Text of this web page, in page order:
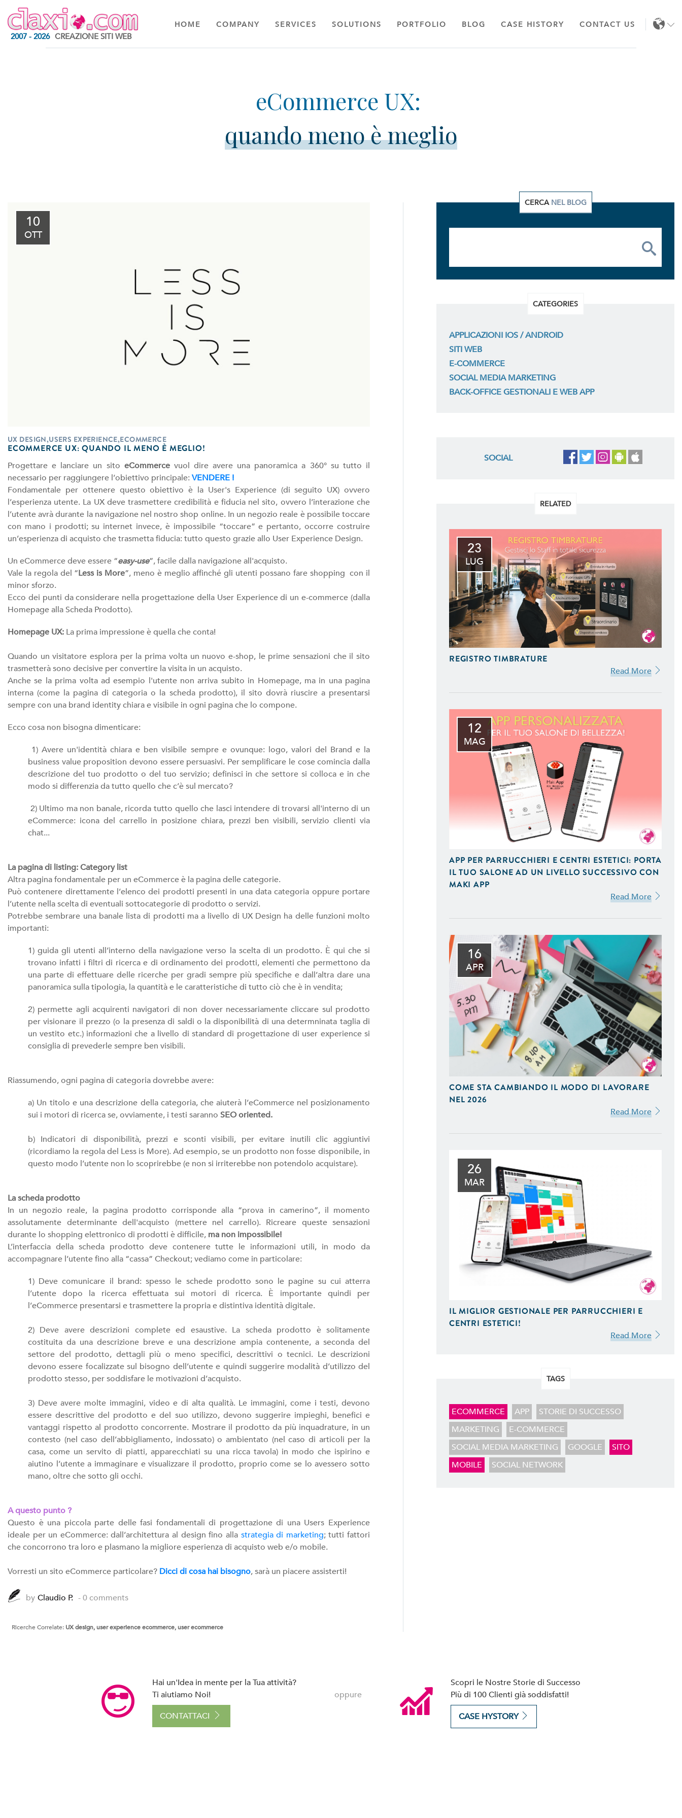
2007 - 2026 CREAZIONE SITI WEB
HOME COMPANY SERVICES SOLUTIONS PORTFOLIO BLOG CASE HISTORY CONTACT US
quando meno è meglio
10
OTT
UX DESIGN,USERS EXPERIENCE,ECOMMERCE
ECOMMERCE UX: QUANDO IL MENO È MEGLIO!
Progettare e lanciare un sito eCommercevuol dire avere una panoramica a 360° su tutto il
necessario per raggiungere l’obiettivo principale: VENDERE !
Fondamentale per ottenere questo obiettivo è la User's Experience (di seguito UX) ovvero
l’esperienza utente. La UX deve trasmettere credibilità e fiducia nel sito, ovvero l’interazione che
l’utente avrà durante la navigazione nel nostro shop online. In un negozio reale è possibile toccare
con mano i prodotti; su internet invece, è impossibile “toccare” e pertanto, occorre costruire
un’esperienza di acquisto che trasmetta fiducia: tutto questo grazie allo User Experience Design.
Un eCommerce deve essere “easy-use”, facile dalla navigazione all'acquisto.
Vale la regola del “Less is More”, meno è meglio affinché gli utenti possano fare shopping con il
minor sforzo.
Ecco dei punti da considerare nella progettazione della User Experience di un e-commerce (dalla
Homepage alla Scheda Prodotto).
Homepage UX: La prima impressione è quella che conta!
Quando un visitatore esplora per la prima volta un nuovo e-shop, le prime sensazioni che il sito
trasmetterà sono decisive per convertire la visita in un acquisto.
Anche se la prima volta ad esempio l'utente non arriva subito in Homepage, ma in una pagina
interna (come la pagina di categoria o la scheda prodotto), il sito dovrà riuscire a presentarsi
sempre con una brand identity chiara e visibile in ogni pagina che lo compone.
Ecco cosa non bisogna dimenticare:
1) Avere un'identità chiara e ben visibile sempre e ovunque: logo, valori del Brand e la
business value proposition devono essere persuasivi. Per semplificare le cose comincia dalla
descrizione del tuo prodotto o del tuo servizio; definisci in che settore si colloca e in che
modo si differenzia da tutto quello che c’è sul mercato?
2) Ultimo ma non banale, ricorda tutto quello che lasci intendere di trovarsi all'interno di un
eCommerce: icona del carrello in posizione chiara, prezzi ben visibili, servizio clienti via
chat...
La pagina di listing: Category list
Altra pagina fondamentale per un eCommerce è la pagina delle categorie.
Può contenere direttamente l’elenco dei prodotti presenti in una data categoria oppure portare
l’utente nella scelta di eventuali sottocategorie di prodotto o servizi.
Potrebbe sembrare una banale lista di prodotti ma a livello di UX Design ha delle funzioni molto
importanti:
1) guida gli utenti all’interno della navigazione verso la scelta di un prodotto. È qui che si
trovano infatti i filtri di ricerca e di ordinamento dei prodotti, elementi che permettono da
una parte di effettuare delle ricerche per gradi sempre più specifiche e dall’altra dare una
panoramica sulla tipologia, la quantità e le caratteristiche di tutto ciò che è in vendita;
2) permette agli acquirenti navigatori di non dover necessariamente cliccare sul prodotto
per visionare il prezzo (o la presenza di saldi o la disponibilità di una determninata taglia di
un vestito etc.) informazioni che a livello di standard di progettazione di user experience si
consiglia di prevederle sempre ben visibili.
Riassumendo, ogni pagina di categoria dovrebbe avere:
a) Un titolo e una descrizione della categoria, che aiuterà l’eCommerce nel posizionamento
sui i motori di ricerca se, ovviamente, i testi saranno SEO oriented.
b) Indicatori di disponibilità, prezzi e sconti visibili, per evitare inutili clic aggiuntivi
(ricordiamo la regola del Less is More). Ad esempio, se un prodotto non fosse disponibile, in
questo modo l’utente non lo scoprirebbe (e non si irriterebbe non potendolo acquistare).
La scheda prodotto
In un negozio reale, la pagina prodotto corrisponde alla “prova in camerino”, il momento
assolutamente determinante dell'acquisto (mettere nel carrello). Ricreare queste sensazioni
durante lo shopping elettronico di prodotti è difficile, ma non impossibile!
L’interfaccia della scheda prodotto deve contenere tutte le informazioni utili, in modo da
accompagnare l’utente fino alla “cassa” Checkout; vediamo come in particolare:
1) Deve comunicare il brand: spesso le schede prodotto sono le pagine su cui atterra
l’utente dopo la ricerca effettuata sui motori di ricerca. È importante quindi per
l’eCommerce presentarsi e trasmettere la propria e distintiva identità digitale.
2) Deve avere descrizioni complete ed esaustive. La scheda prodotto è solitamente
costituita da una descrizione breve e una descrizione ampia contenente, a seconda del
settore del prodotto, dettagli più o meno specifici, descrittivi o tecnici. Le descrizioni
devono essere focalizzate sul bisogno dell’utente e quindi suggerire modalità d’utilizzo del
prodotto stesso, per soddisfare le motivazioni d’acquisto.
3) Deve avere molte immagini, video e di alta qualità. Le immagini, come i testi, devono
essere descrittive del prodotto e del suo utilizzo, devono suggerire impieghi, benefici e
vantaggi rispetto al prodotto concorrente. Mostrare il prodotto da più inquadrature, in un
contesto (nel caso dell’abbigliamento, indossato) o ambientato (nel caso di articoli per la
casa, come un servito di piatti, apparecchiati su una ricca tavola) in modo che ispirino e
aiutino l’utente a immaginare e visualizzare il prodotto, proprio come se lo avessero sotto
mano, oltre che sotto gli occhi.
A questo punto ?
Questo è una piccola parte delle fasi fondamentali di progettazione di una Users Experience
ideale per un eCommerce: dall’architettura al design fino alla strategia di marketing; tutti fattori
che concorrono tra loro e plasmano la migliore esperienza di acquisto web e/o mobile.
Vorresti un sito eCommerce particolare? Dicci di cosa hai bisogno, sarà un piacere assisterti!
by Claudio P. - 0 comments
Ricerche Correlate: UX design, user experience ecommerce, user ecommerce
CERCA NEL BLOG
CATEGORIES
APPLICAZIONI IOS / ANDROID
SITI WEB
E-COMMERCE
SOCIAL MEDIA MARKETING
BACK-OFFICE GESTIONALI E WEB APP
SOCIAL
RELATED
23
LUG
REGISTRO TIMBRATURE
Read More
12
MAG
APP PER PARRUCCHIERI E CENTRI ESTETICI: PORTA
IL TUO SALONE AD UN LIVELLO SUCCESSIVO CON
MAKI APP
Read More
16
APR
COME STA CAMBIANDO IL MODO DI LAVORARE
NEL 2026
Read More
26
MAR
IL MIGLIOR GESTIONALE PER PARRUCCHIERI E
CENTRI ESTETICI!
Read More
TAGS
ECOMMERCE APP
STORIE DI SUCCESSO
MARKETING
E-COMMERCE
SOCIAL MEDIA MARKETING
GOOGLE
SITO
MOBILE
SOCIAL NETWORK
Hai un'Idea in mente per la Tua attività?
Ti aiutiamo Noi!
CONTATTACI
oppure
Scopri le Nostre Storie di Successo
Più di 100 Clienti già soddisfatti!
CASE HYSTORY
APP IOS / ANDROID
Realizziamo Applicazioni Native per iOS e Android Uniche del
Proponiamo Soluzioni Custom per la Vendita On-Line,
Realizziamo E-Commerce di Qualità Ottimizzati per Smartphone
e Tablet
SITI WEB
Realizzazione Siti Web Dinamici, Ottimizzati per il Mobile e
Visibili sui Motori di Ricerca
Ti Aiutiamo a Controllare l'Andamento della Tua Azienda, in
Tempo Reale, Realizzazando Back-Office e Programmi Gestionali
su Misura.
Ci Occupiamo di Social Media Marketing. Ideiamo e Gestiamo
le tue Campagne ADS Facebook, Instagram e Google AdWords.
Possiamo Indicizzare e Posizionare il Tuo Sito Web sui Motori di
Ricerca, in Prima Pagina di Google. Scopri Come